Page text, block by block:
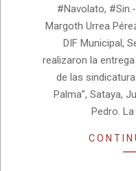
#Navolato,
Margoth Urrea
DIF Municipal,
realizaron la
de las
Palma”, Sataya,
Pedro.